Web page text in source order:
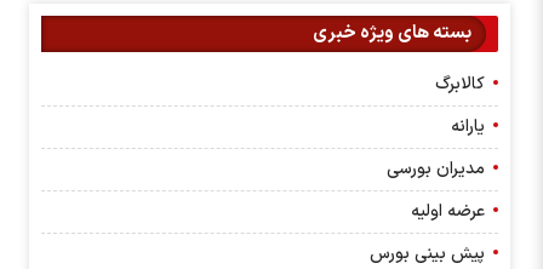
بسته های ویژه خبری
کالابرگ
یارانه
مدیران بورسی
عرضه اولیه
پیش بینی بورس